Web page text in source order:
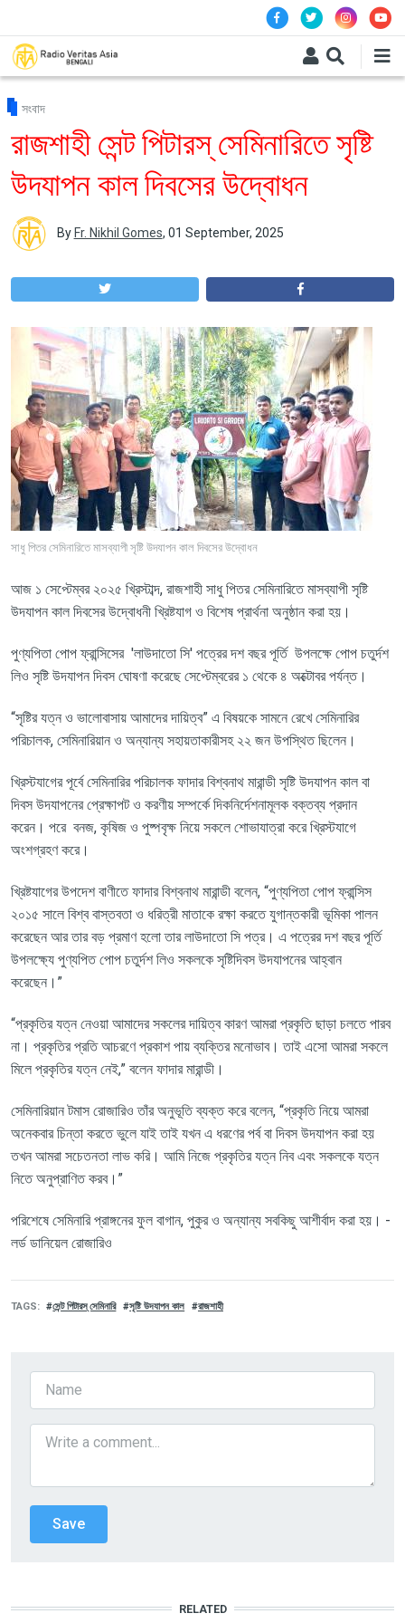
সংবাদ
রাজশাহী সেন্ট পিটারস্ সেমিনারিতে সৃষ্টি
উদযাপন কাল দিবসের উদ্বোধন
By Fr. Nikhil Gomes, 01 September, 2025
সাধু পিতর সেমিনারিতে মাসব্যাপী সৃষ্টি উদযাপন কাল দিবসের উদ্বোধন
আজ ১ সেপ্টেম্বর ২০২৫ খ্রিস্টাব্দ, রাজশাহী সাধু পিতর সেমিনারিতে মাসব্যাপী সৃষ্টি
উদযাপন কাল দিবসের উদ্বোধনী খ্রিষ্টযাগ ও বিশেষ প্রার্থনা অনুষ্ঠান করা হয়।
পুণ্যপিতা পোপ ফ্রান্সিসের'লাউদাতো সি' পত্রের দশ বছর পূর্তি উপলক্ষে পোপ চতুর্দশ
লিও সৃষ্টি উদযাপন দিবস ঘোষণা করেছে সেপ্টেম্বরের ১ থেকে ৪ অক্টোবর পর্যন্ত।
“সৃষ্টির যত্ন ও ভালোবাসায় আমাদের দায়িত্ব” এ বিষয়কে সামনে রেখে সেমিনারির
পরিচালক, সেমিনারিয়ান ও অন্যান্য সহায়তাকারীসহ ২২ জন উপস্থিত ছিলেন।
খ্রিস্টযাগের পূর্বে সেমিনারির পরিচালক ফাদার বিশ্বনাথ মারান্ডী সৃষ্টি উদযাপন কাল বা
দিবস উদযাপনের প্রেক্ষাপট ও করণীয় সম্পর্কে দিকনির্দেশনামূলক বক্তব্য প্রদান
করেন। পরে বনজ, কৃষিজ ও পুষ্পবৃক্ষ নিয়ে সকলে শোভাযাত্রা করে খ্রিস্টযাগে
অংশগ্রহণ করে।
খ্রিষ্টযাগের উপদেশ বাণীতে ফাদার বিশ্বনাথ মারান্ডী বলেন, “পুণ্যপিতা পোপ ফ্রান্সিস
২০১৫ সালে বিশ্ব বাস্তবতা ও ধরিত্রী মাতাকে রক্ষা করতে যুগান্তকারী ভূমিকা পালন
করেছেন আর তার বড় প্রমাণ হলো তার লাউদাতো সি পত্র। এ পত্রের দশ বছর পূর্তি
উপলক্ষ্যে পুণ্যপিত পোপ চতুর্দশ লিও সকলকে সৃষ্টিদিবস উদযাপনের আহ্বান
করেছেন। ”
“প্রকৃতির যত্ন নেওয়া আমাদের সকলের দায়িত্ব কারণ আমরা প্রকৃতি ছাড়া চলতে পারব
না। প্রকৃতির প্রতি আচরণে প্রকাশ পায় ব্যক্তির মনোভাব। তাই এসো আমরা সকলে
মিলে প্রকৃতির যত্ন নেই,” বলেন ফাদার মারান্ডী।
সেমিনারিয়ান টমাস রোজারিও তাঁর অনুভূতি ব্যক্ত করে বলেন, “প্রকৃতি নিয়ে আমরা
অনেকবার চিন্তা করতে ভুলে যাই তাই যখন এ ধরণের পর্ব বা দিবস উদযাপন করা হয়
তখন আমরা সচেতনতা লাভ করি। আমি নিজে প্রকৃতির যত্ন নিব এবং সকলকে যত্ন
নিতে অনুপ্রাণিত করব। ”
পরিশেষে সেমিনারি প্রাঙ্গনের ফুল বাগান, পুকুর ও অন্যান্য সবকিছু আশীর্বাদ করা হয়। -
লর্ড ডানিয়েল রোজারিও
TAGS সেন্ট পিটারস্ সেমিনারি সৃষ্টি উদযাপন কাল রাজশাহী
RELATED